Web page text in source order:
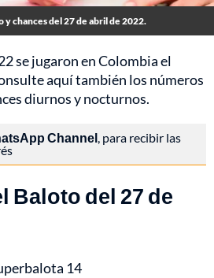
chances del 27 de abril de 2022.
se jugaron en Colombia el
aquí también los números
diurnos y nocturnos.
Channel, para recibir las
Baloto del 27 de
14